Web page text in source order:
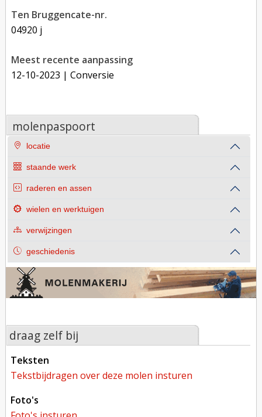
Ten Bruggencate-nr.
04920 j
Meest recente aanpassing
12-10-2023 | Conversie
molenpaspoort
locatie
staande werk
raderen en assen
wielen en werktuigen
verwijzingen
geschiedenis
draag zelf bij
teksten
tekstbijdragen over deze molen insturen
foto's